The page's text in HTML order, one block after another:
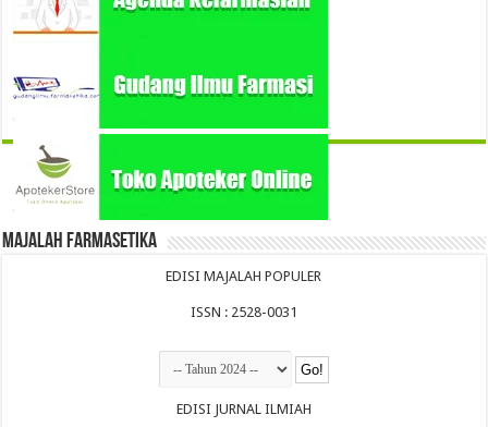
Majalah Farmasetika
EDISI MAJALAH POPULER
ISSN : 2528-0031
EDISI JURNAL ILMIAH